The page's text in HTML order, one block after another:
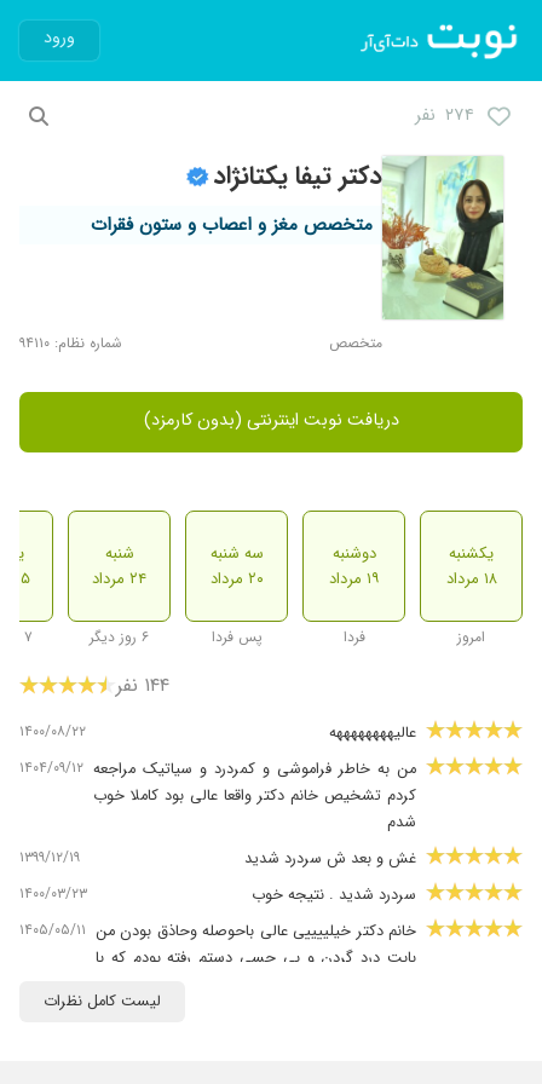
ورود
۲۷۴ نفر
دکتر تیفا یکتانژاد
متخصص مغز و اعصاب و ستون فقرات
متخصص شماره نظام: ۹۴۱۱۰
دریافت نوبت اینترنتی (بدون کارمزد)
یکشنبه
۱۸ مرداد
امروز
دوشنبه
۱۹ مرداد
فردا
سه شنبه
۲۰ مرداد
پس فردا
شنبه
۲۴ مرداد
۶ روز دیگر
۲۵ مرداد
۷ روز دیگر
۱۴۴ نفر
عالیههههههههه ۱۴۰۰/۰۸/۲۲
من به خاطر فراموشی و کمردرد و سیاتیک مراجعه
کردم تشخیص خانم دکتر واقعا عالی بود کاملا خوب
شدم
۱۴۰۴/۰۹/۱۲
غش و بعد ش سردرد شدید ۱۳۹۹/۱۲/۱۹
سردرد شدید . نتیجه خوب ۱۴۰۰/۰۳/۲۳
خانم دکتر خیلییییی عالی باحوصله وحاذق بودن من
بابت درد گردن و بی حسی دستم رفته بودم که با
۱۴۰۵/۰۵/۱۱
لیست کامل نظرات